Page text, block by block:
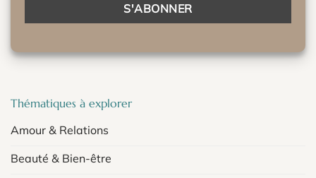
Thématiques à explorer
Amour & Relations
Beauté & Bien-être